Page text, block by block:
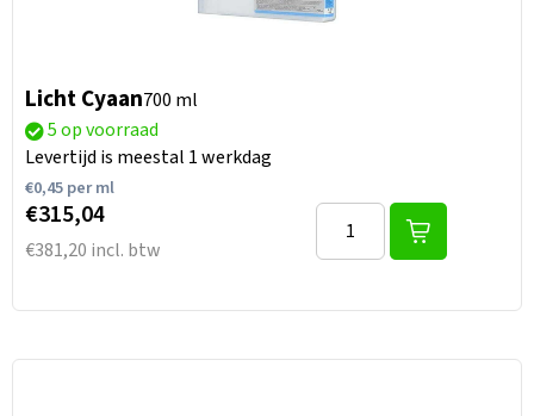
Licht Cyaan700 ml
5 op voorraad
Levertijd is meestal 1 werkdag
€0,45per ml
€315,04
€381,20 incl. btw